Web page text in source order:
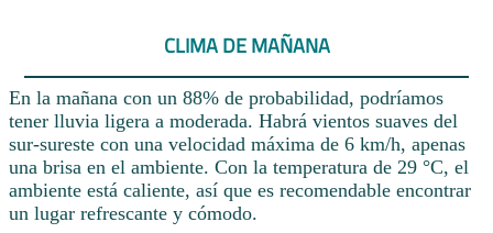
CLIMA DE MAÑANA
En la mañana con un 88% de probabilidad, podríamos
tener lluvia ligera a moderada. Habrá vientos suaves del
sur-sureste con una velocidad máxima de 6 km/h, apenas
una brisa en el ambiente. Con la temperatura de 29 °C, el
ambiente está caliente, así que es recomendable encontrar
un lugar refrescante y cómodo.